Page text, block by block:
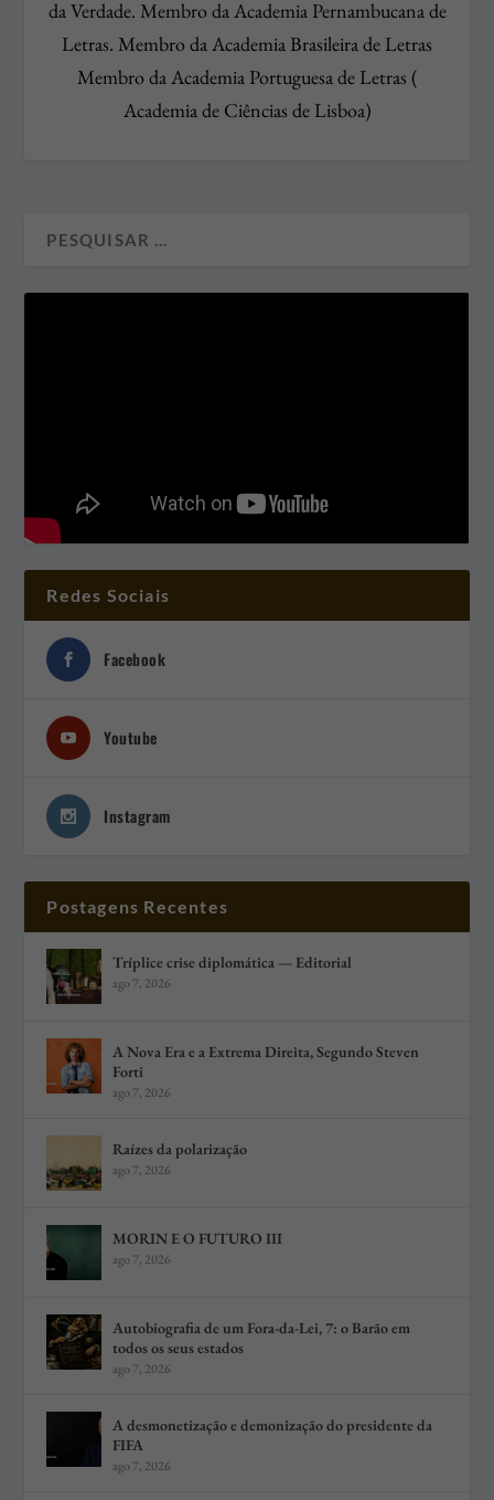
da Verdade. Membro da Academia Pernambucana de
Letras. Membro da Academia Brasileira de Letras
Membro da Academia Portuguesa de Letras (
Academia de Ciências de Lisboa)
Redes Sociais
Facebook
Youtube
Instagram
Postagens Recentes
Tríplice crise diplomática — Editorial
ago 7, 2026
A Nova Era e a Extrema Direita, Segundo Steven
Forti
ago 7, 2026
Raízes da polarização
ago 7, 2026
MORIN E O FUTURO III
ago 7, 2026
Autobiografia de um Fora-da-Lei, 7: o Barão em
todos os seus estados
ago 7, 2026
A desmonetização e demonização do presidente da
FIFA
ago 7, 2026